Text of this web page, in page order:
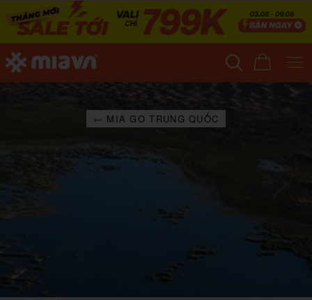
← MIA GO TRUNG QUỐC